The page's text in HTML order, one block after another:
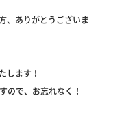
、ありがとうございま
します！
ので、お忘れなく！